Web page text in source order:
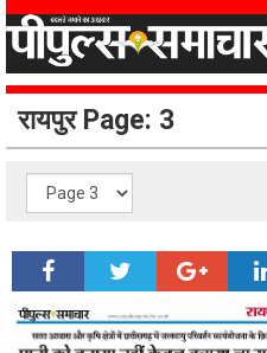
रायपुर Page: 3